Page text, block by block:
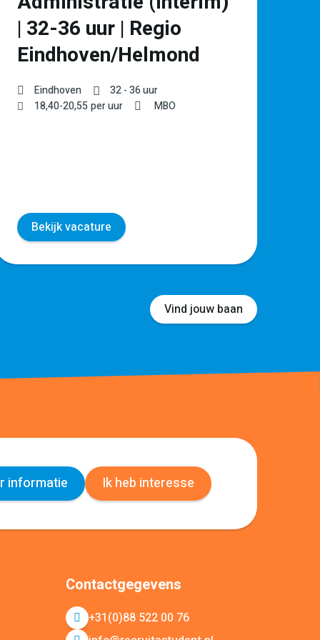
| 32-36 uur | Regio
Eindhoven/Helmond
Eindhoven
32 - 36 uur
18,40-20,55per uur MBO
Bekijk vacature
Vind jouw baan
informatie Ik heb interesse
Contactgegevens
+31(0)88 522 00 76